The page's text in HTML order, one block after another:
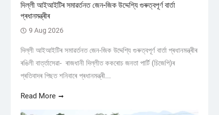
দিল্লী আইআইটিৰ সমাৱৰ্তনত জেন-জিক উদ্দেশ্যি গুৰুত্বপূৰ্ণ বাৰ্তা
প্ৰধানমন্ত্ৰীৰ
9 Aug 2026
দিল্লী আইআইটিৰ সমাৱৰ্তনত জেন-জিক উদ্দেশ্যি গুৰুত্বপূৰ্ণ বাৰ্তা প্ৰধানমন্ত্ৰীৰ
ৰঙিলী বাৰ্ত্তাসেৱা- ৰাজধানী দিল্লীত ককৰোচ জনতা পাৰ্টি (চিজেপি)ৰ
প্ৰতিবাদৰ পিছত শনিবাৰে প্ৰধানমন্ত্ৰী...
Read More